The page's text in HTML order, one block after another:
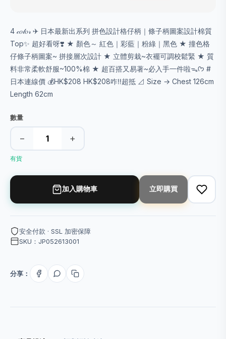
4 𝒸𝑜𝓁𝑜𝓇 ✈ 日本最新出系列 拼色設計格仔柄｜條子柄圖案設計棉質
Top✨ 超好看呀❣️ ★ 顏色～ 紅色｜彩藍｜粉綠｜黑色 ★ 撞色格
仔條子柄圖案~ 拼接層次設計 ★ 立體剪栽~衣襬可調校鬆緊 ★ 質
料非常柔軟舒服~100%棉 ★ 超百搭又易著~必入手一件啦ᯓᡣ𐭩 #
日本連線價 💰HK$208 HK$208咋‼️超抵 ⊿ Size → Chest 126cm
Length 62cm
數量
− +
有貨
加入購物車 立即購買
安全付款 · SSL 加密保障
SKU：JP052613001
分享：